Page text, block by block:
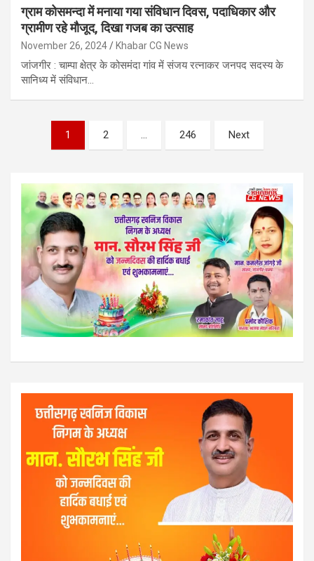
ग्राम कोसमन्दा में मनाया गया संविधान दिवस, पदाधिकार और
ग्रामीण रहे मौजूद, दिखा गजब का उत्साह
November 26, 2024 Khabar CG News
जांजगीर : चाम्पा क्षेत्र के कोसमंदा गांव में संजय रत्नाकर जनपद सदस्य के
सानिध्य में संविधान…
pagination
1 2 … 246 Next